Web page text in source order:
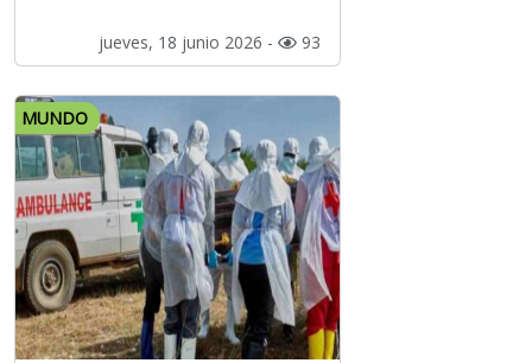
jueves, 18 junio 2026 - 93
MUNDO